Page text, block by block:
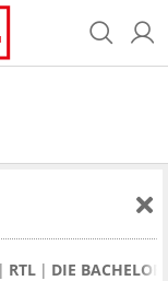
RTL DIE